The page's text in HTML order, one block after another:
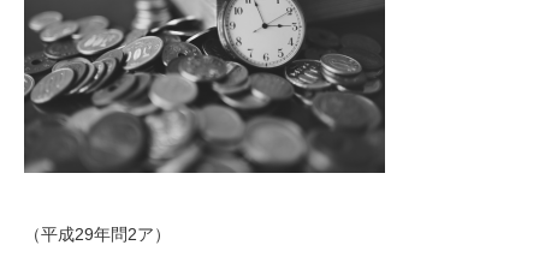
（平成29年問2ア）